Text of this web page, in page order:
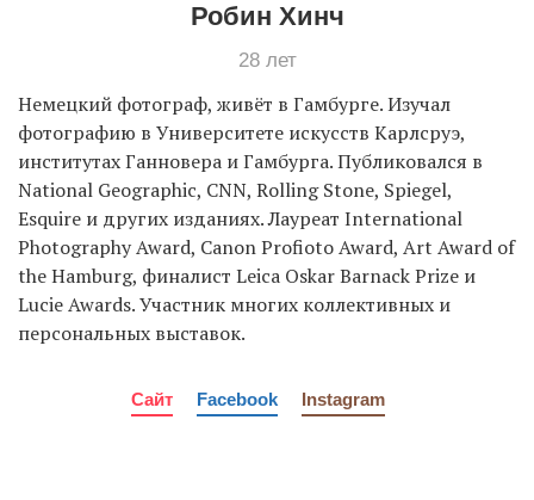
Робин Хинч
28 лет
Немецкий фотограф, живёт в Гамбурге. Изучал
фотографию в Университете искусств Карлсруэ,
институтах Ганновера и Гамбурга. Публиковался в
National Geographic, CNN, Rolling Stone, Spiegel,
Esquire и других изданиях. Лауреат International
Photography Award, Canon Profioto Award, Art Award of
the Hamburg, финалист Leica Oskar Barnack Prize и
Lucie Awards. Участник многих коллективных и
персональных выставок.
Сайт Facebook Instagram